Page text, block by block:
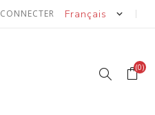
(0)